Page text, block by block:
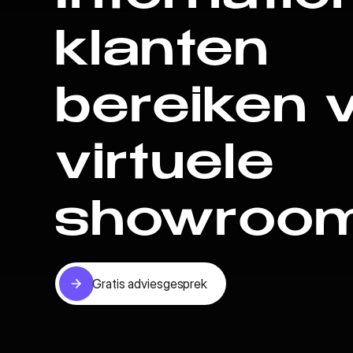
klanten
bereiken
virtuele
Gratis adviesgesprek